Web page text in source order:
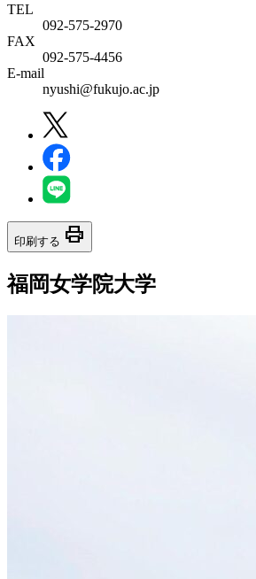
TEL
092-575-2970
FAX
092-575-4456
E-mail
nyushi@fukujo.ac.jp
印刷する print
福岡女学院大学